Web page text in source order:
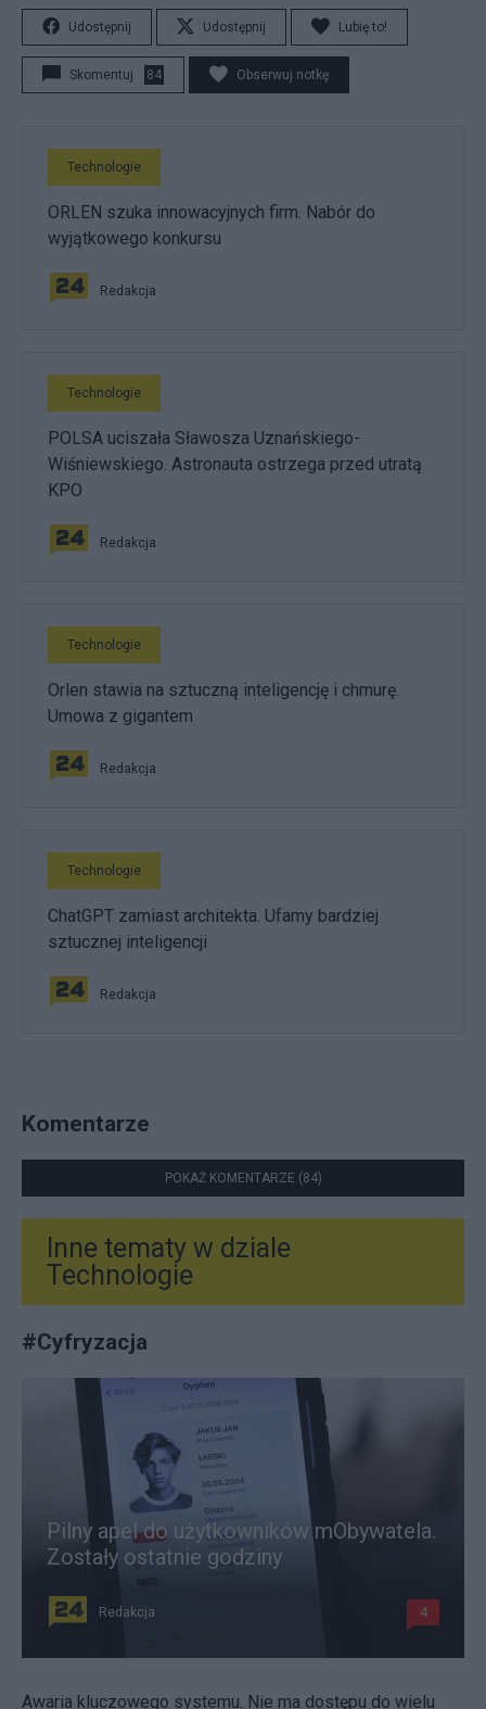
Udostępnij Udostępnij Lubię to!
Skomentuj 84 Obserwuj notkę
Technologie
ORLEN szuka innowacyjnych firm. Nabór do
wyjątkowego konkursu
Redakcja
Technologie
POLSA uciszała Sławosza Uznańskiego-
Wiśniewskiego. Astronauta ostrzega przed utratą
KPO
Redakcja
Technologie
Orlen stawia na sztuczną inteligencję i chmurę.
Umowa z gigantem
Redakcja
Technologie
ChatGPT zamiast architekta. Ufamy bardziej
sztucznej inteligencji
Redakcja
Komentarze
POKAŻ KOMENTARZE (84)
Inne tematy w dziale
Technologie
#Cyfryzacja
Pilny apel do użytkowników mObywatela.
Zostały ostatnie godziny
Redakcja 4
Awaria kluczowego systemu. Nie ma dostępu do wielu